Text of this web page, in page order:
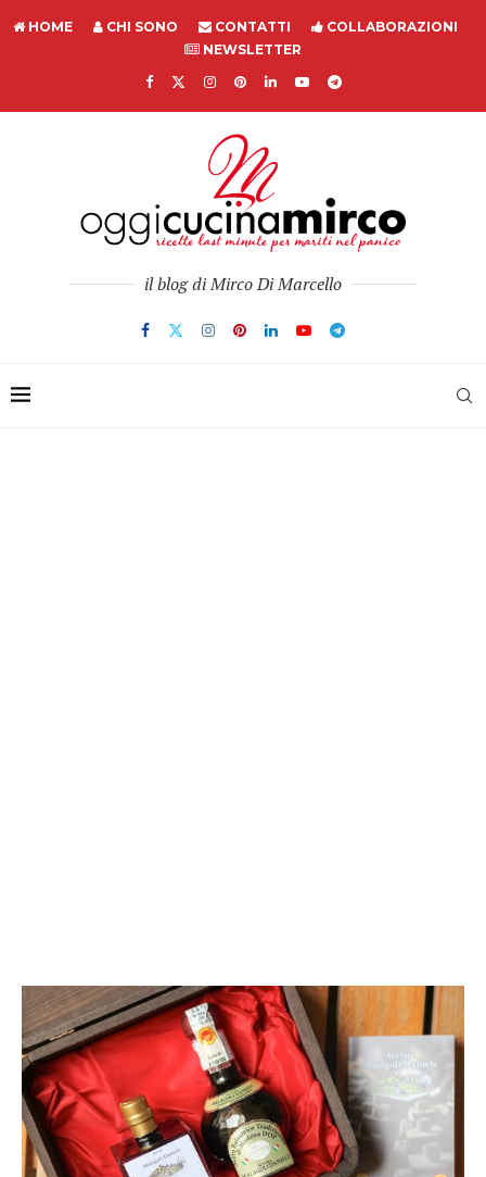
HOME CHI SONO CONTATTI
COLLABORAZIONI
NEWSLETTER
il blog di Mirco Di Marcello